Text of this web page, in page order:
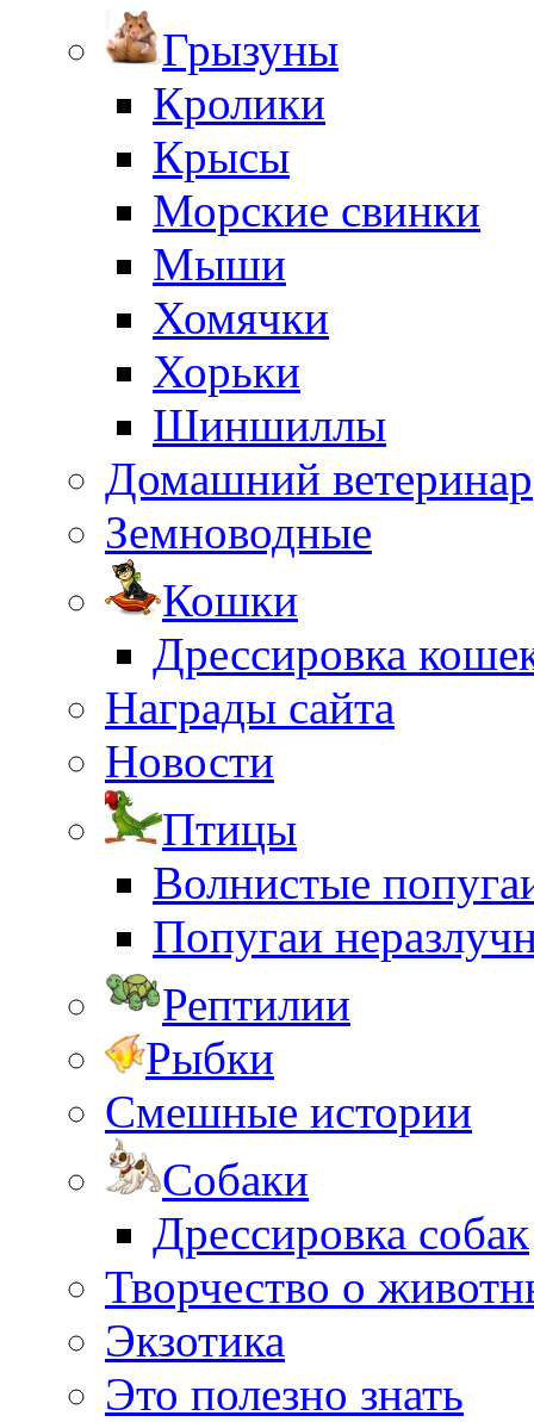
Грызуны
Кролики
Крысы
Морские свинки
Мыши
Хомячки
Хорьки
Шиншиллы
Домашний ветеринар
Земноводные
Кошки
Дрессировка
Награды сайта
Новости
Птицы
Волнистые
Попугаи
Рептилии
Рыбки
Смешные истории
Собаки
Дрессировка собак
Творчество о
Экзотика
Это полезно знать